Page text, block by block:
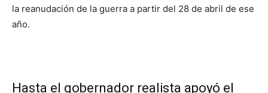
la reanudación de la guerra a partir del 28 de abril de ese
año.
Hasta el gobernador realista apoyó el